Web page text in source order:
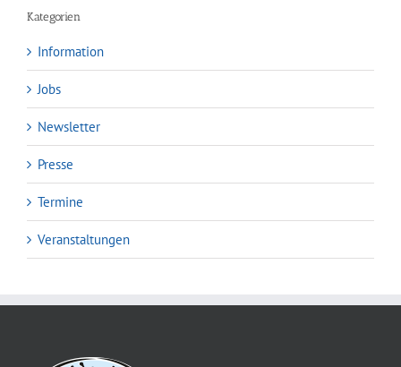
Kategorien
Information
Jobs
Newsletter
Presse
Termine
Veranstaltungen